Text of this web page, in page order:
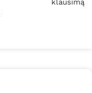
klausimą